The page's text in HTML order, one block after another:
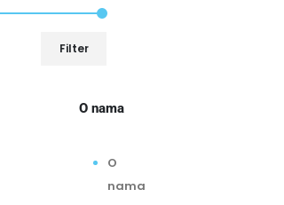
Filter
O nama
O
nama